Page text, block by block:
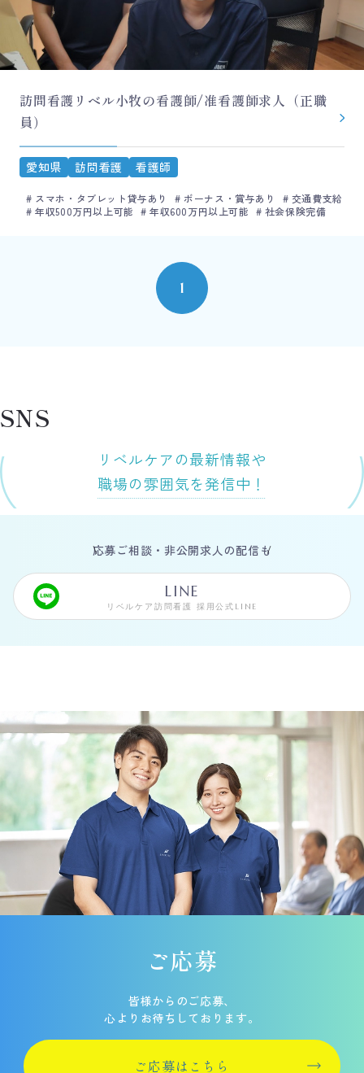
訪問看護リベル小牧の看護師/准看護師求人（正職
員）
愛知県 訪問看護 看護師
スマホ・タブレット貸与あり ボーナス・賞与あり
交通費支給
年収500万円以上可能
年収600万円以上可能 社会保険完備
1
SNS
リベルケアの最新情報や
職場の雰囲気を発信中！
応募ご相談・非公開求人の配信も
LINE
リベルケア訪問看護 採用公式LINE
ご応募
皆様からのご応募、
心よりお待ちしております。
ご応募はこちら